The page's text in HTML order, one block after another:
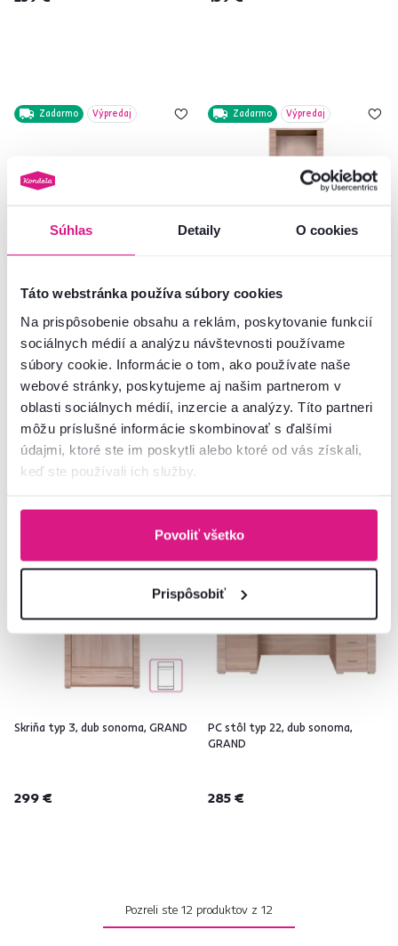
Súhlas Detaily O cookies
Táto webstránka používa súbory cookies
Na prispôsobenie obsahu a reklám, poskytovanie funkcií
sociálnych médií a analýzu návštevnosti používame
súbory cookie. Informácie o tom, ako používate naše
webové stránky, poskytujeme aj našim partnerom v
oblasti sociálnych médií, inzercie a analýzy. Títo partneri
môžu príslušné informácie skombinovať s ďalšími
údajmi, ktoré ste im poskytli alebo ktoré od vás získali,
keď ste používali ich služby.
Povoliť všetko
Prispôsobiť
Zadarmo Výpredaj
Komoda typ 8, dub sonoma,
GRAND
Zadarmo Výpredaj
Regál typ 6, dub sonoma, GRAND
199 €
Zadarmo Výpredaj
Skriňa typ 3, dub sonoma, GRAND
299 €
Zadarmo Výpredaj
PC stôl typ 22, dub sonoma,
GRAND
285 €
Pozreli ste 12 produktov z 12